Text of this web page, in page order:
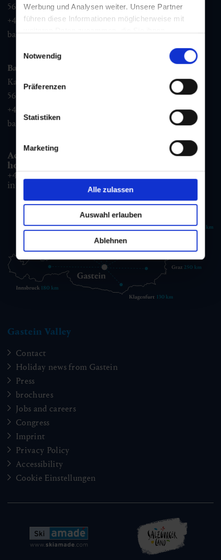
Werbung und Analysen weiter. Unsere Partner
führen diese Informationen möglicherweise mit
Nutzung der Dienste gesammelt haben.
Notwendig
Präferenzen
Statistiken
Marketing
Alle zulassen
Auswahl erlauben
Ablehnen
5630 Bad Hofgastein
+43 6432 3393 260
badhofgastein@gastein.com
Bad Gastein
Kaiser Franz Josefstr. 27,
5640
+43 6432 3393 560
badgastein@gastein.com
Accommodation information & Booking
hotline:
+43 6432 3393 990
info@gastein.com
Gastein Valley
Contact
Holiday news from Gastein
Press
brochures
Jobs and careers
Congress
Imprint
Privacy Policy
Accessibility
Cookie Einstellungen